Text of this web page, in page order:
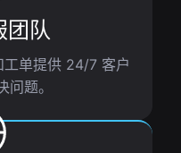
队
工单提供 24/7 客户
问题。